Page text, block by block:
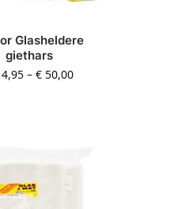
Glasheldere
giethars
– €50,00